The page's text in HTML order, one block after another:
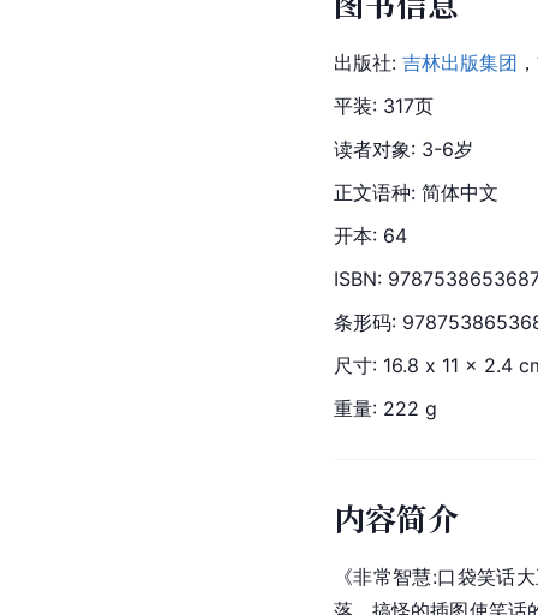
出版社: 吉林出版集团 ，
平装: 317页
读者对象: 3-6岁
正文语种: 简体中文
开本: 64
ISBN:
条形码:
尺寸: 16.8 x 11 x 2.4
重量: 222 g
内容简介
《非常智慧:口袋笑话
落。搞怪的插图使笑话